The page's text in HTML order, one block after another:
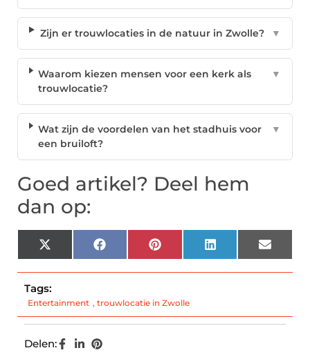
Zijn er trouwlocaties in de natuur in Zwolle? ▼
Waarom kiezen mensen voor een kerk als
trouwlocatie?
▼
Wat zijn de voordelen van het stadhuis voor
een bruiloft?
▼
Goed artikel? Deel hem
dan op:
X
(Twitter)
Facebook Pinterest LinkedIn Email
Tags:
Entertainment , trouwlocatie in Zwolle
Delen: